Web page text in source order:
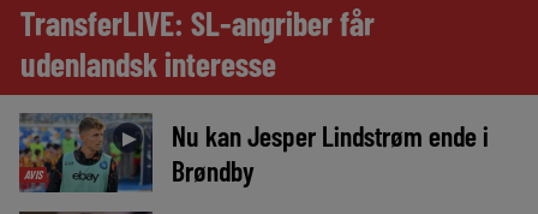
TransferLIVE: SL-angriber får
udenlandsk interesse
AVIS
►
Nu kan Jesper Lindstrøm ende i
Brøndby